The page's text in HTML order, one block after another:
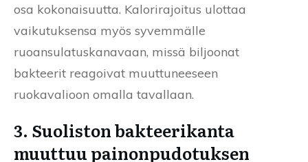
osa kokonaisuutta. Kalorirajoitus ulottaa
vaikutuksensa myös syvemmälle
ruoansulatuskanavaan, missä biljoonat
bakteerit reagoivat muuttuneeseen
ruokavalioon omalla tavallaan.
3. Suoliston bakteerikanta
muuttuu painonpudotuksen